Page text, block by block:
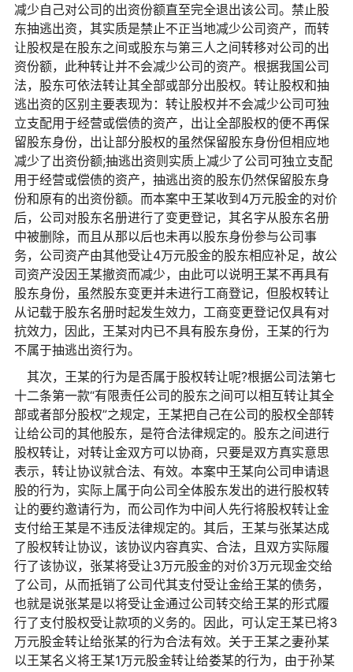
减少自己对公司的出资份额直至完全退出该公司。禁止股
东抽逃出资，其实质是禁止不正当地减少公司资产，而转
让股权是在股东之间或股东与第三人之间转移对公司的出
资份额，此种转让并不会减少公司的资产。根据我国公司
法，股东可依法转让其全部或部分出股权。转让股权和抽
逃出资的区别主要表现为：转让股权并不会减少公司可独
立支配用于经营或偿债的资产，出让全部股权的便不再保
留股东身份，出让部分股权的虽然保留股东身份但相应地
减少了出资份额;抽逃出资则实质上减少了公司可独立支配
用于经营或偿债的资产，抽逃出资的股东仍然保留股东身
份和原有的出资份额。而本案中王某收到4万元股金的对价
后，公司对股东名册进行了变更登记，其名字从股东名册
中被删除，而且从那以后也未再以股东身份参与公司事
务，公司资产由其他受让4万元股金的股东相应补足，故公
司资产没因王某撤资而减少，由此可以说明王某不再具有
股东身份，虽然股东变更并未进行工商登记，但股权转让
从记载于股东名册时起发生效力，工商变更登记仅具有对
抗效力，因此，王某对内已不具有股东身份，王某的行为
不属于抽逃出资行为。
其次，王某的行为是否属于股权转让呢?根据公司法第七
十二条第一款“有限责任公司的股东之间可以相互转让其全
部或者部分股权”之规定，王某把自己在公司的股权全部转
让给公司的其他股东，是符合法律规定的。股东之间进行
股权转让，对转让金双方可以协商，只要是双方真实意思
表示，转让协议就合法、有效。本案中王某向公司申请退
股的行为，实际上属于向公司全体股东发出的进行股权转
让的要约邀请行为，而公司作为中间人先行将股权转让金
支付给王某是不违反法律规定的。其后，王某与张某达成
了股权转让协议，该协议内容真实、合法，且双方实际履
行了该协议，张某将受让3万元股金的对价3万元现金交给
了公司，从而抵销了公司代其支付受让金给王某的债务，
也就是说张某是以将受让金通过公司转交给王某的形式履
行了支付股权受让款项的义务的。因此，可认定王某已将3
万元股金转让给张某的行为合法有效。关于王某之妻孙某
以王某名义将王某1万元股金转让给娄某的行为，由于孙某